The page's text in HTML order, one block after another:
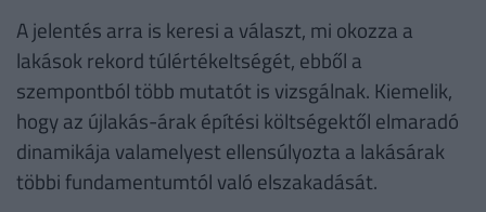
A jelentés arra is keresi a választ, mi okozza a
lakások rekord túlértékeltségét, ebből a
szempontból több mutatót is vizsgálnak. Kiemelik,
hogy az újlakás-árak építési költségektől elmaradó
dinamikája valamelyest ellensúlyozta a lakásárak
többi fundamentumtól való elszakadását.